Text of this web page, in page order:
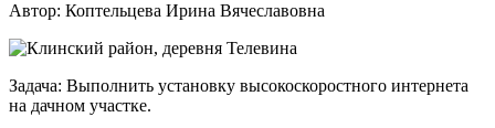
Автор: Коптельцева Ирина Вячеславовна
Задача: Выполнить установку высокоскоростного интернета
на дачном участке.